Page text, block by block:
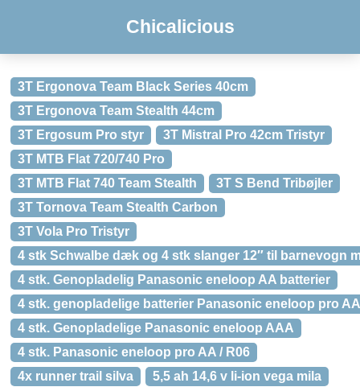
Chicalicious
3T Ergonova Team Black Series 40cm
3T Ergonova Team Stealth 44cm
3T Ergosum Pro styr
3T Mistral Pro 42cm Tristyr
3T MTB Flat 720/740 Pro
3T MTB Flat 740 Team Stealth
3T S Bend Tribøjler
3T Tornova Team Stealth Carbon
3T Vola Pro Tristyr
4 stk Schwalbe dæk og 4 stk slanger 12″ til barnevogn
4 stk. Genopladelig Panasonic eneloop AA batterier
4 stk. genopladelige batterier Panasonic eneloop pro
4 stk. Genopladelige Panasonic eneloop AAA
4 stk. Panasonic eneloop pro AA / R06
4x runner trail silva
5,5 ah 14,6 v li-ion vega mila